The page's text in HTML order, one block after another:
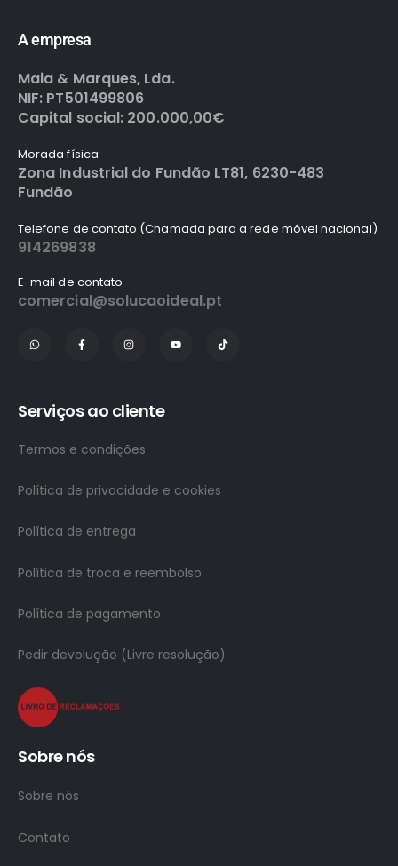
A empresa
Maia & Marques, Lda.
NIF: PT501499806
Capital social: 200.000,00€
Morada física
Zona Industrial do Fundão LT81, 6230-483
Fundão
Telefone de contato (Chamada para a rede móvel nacional)
914269838
E-mail de contato
comercial@solucaoideal.pt
Serviços ao cliente
Termos e condições
Política de privacidade e cookies
Política de entrega
Política de troca e reembolso
Política de pagamento
Pedir devolução (Livre resolução)
Sobre nós
Sobre nós
Contato